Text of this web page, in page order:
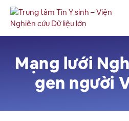
Mạng lưới
gen người